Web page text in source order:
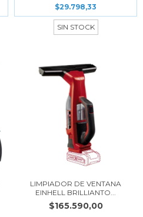
$29.798,33
SIN STOCK
LIMPIADOR DE VENTANA
EINHELL BRILLIANTO...
$165.590,00